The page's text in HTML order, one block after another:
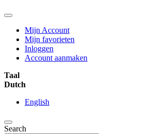
Mijn Account
Mijn favorieten
Inloggen
Account aanmaken
Taal
Dutch
English
Search